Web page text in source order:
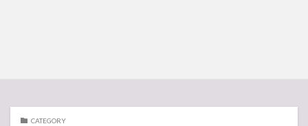
CATEGORY